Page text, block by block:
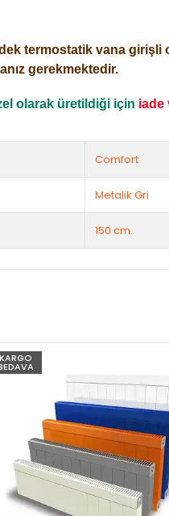
termostatik vana girişli
gerekmektedir.
olarak üretildiği için iade
Comfort
Metalik Gri
150 cm.
KARGO